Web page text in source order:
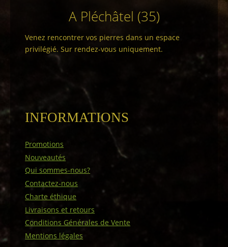
A Pléchâtel (35)
Venez rencontrer vos pierres dans un espace
privilégié. Sur rendez-vous uniquement.
INFORMATIONS
Promotions
Nouveautés
Qui sommes-nous?
Contactez-nous
Charte éthique
Livraisons et retours
Conditions Générales de Vente
Mentions légales